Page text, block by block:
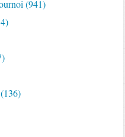
(941)
(136)